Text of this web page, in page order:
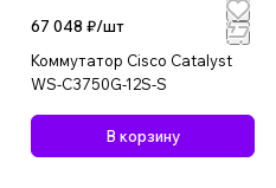
67 048 ₽/шт
Коммутатор Cisco Catalyst
WS-C3750G-12S-S
В корзину